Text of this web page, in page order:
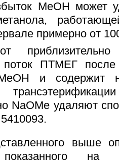
MeOH может
примерно от
от
ПТМЕГ после
и содержит
NaOMe удаляют
выше
на